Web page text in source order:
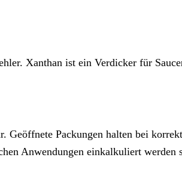
Xanthan ist ein Verdicker für
Packungen halten bei
Anwendungen einkalkuliert werden